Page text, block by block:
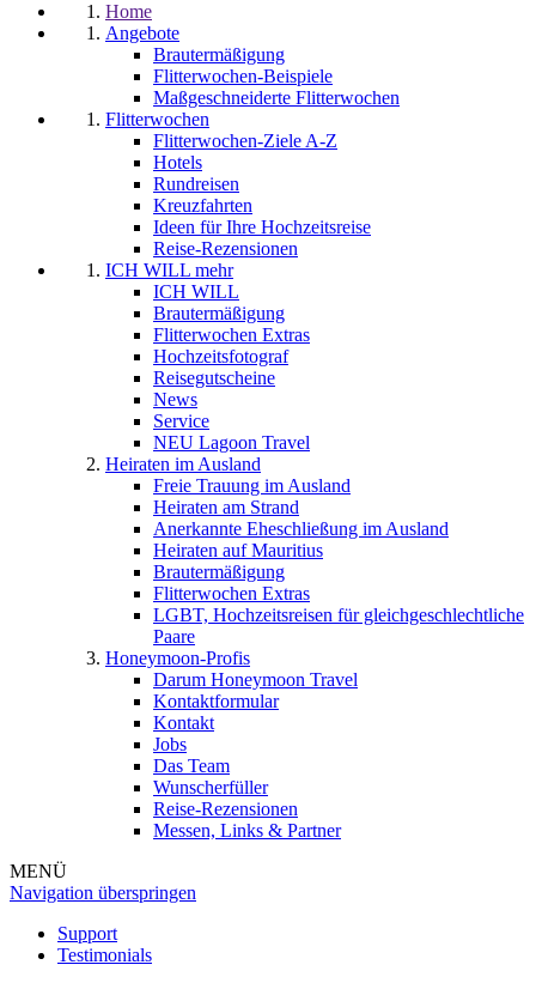
Home
Angebote
Brautermäßigung
Flitterwochen-Beispiele
Maßgeschneiderte Flitterwochen
Flitterwochen
Flitterwochen-Ziele A-Z
Hotels
Rundreisen
Kreuzfahrten
Ideen für Ihre Hochzeitsreise
Reise-Rezensionen
ICH WILL mehr
ICH WILL
Brautermäßigung
Flitterwochen Extras
Hochzeitsfotograf
Reisegutscheine
News
Service
NEU Lagoon Travel
Heiraten im Ausland
Freie Trauung im Ausland
Heiraten am Strand
Anerkannte Eheschließung im Ausland
Heiraten auf Mauritius
Brautermäßigung
Flitterwochen Extras
LGBT, Hochzeitsreisen für gleichgeschlechtliche
Paare
Honeymoon-Profis
Darum Honeymoon Travel
Kontaktformular
Kontakt
Jobs
Das Team
Wunscherfüller
Reise-Rezensionen
Messen, Links & Partner
MENÜ
Navigation überspringen
Support
Testimonials